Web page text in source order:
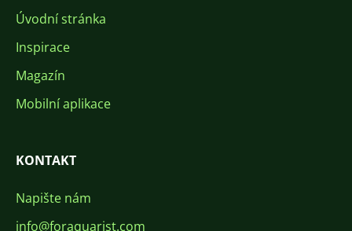
Úvodní stránka
Inspirace
Magazín
Mobilní aplikace
KONTAKT
Napište nám
info@foraquarist.com